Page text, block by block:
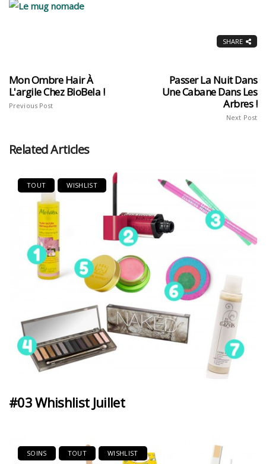
SHARE
Mon Ombre Hair À
L'argile Chez BioBela !
Previous Post
Passer La Nuit Dans
Une Cabane Dans Les
Arbres !
Next Post
Related Articles
TOUT WISHLIST
#03 Whishlist Juillet
SOINS TOUT WISHLIST